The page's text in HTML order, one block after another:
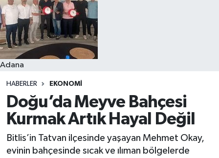
Adana
HABERLER EKONOMI
Doğu’da Meyve Bahçesi
Kurmak Artık Hayal Değil
Bitlis’in Tatvan ilçesinde yaşayan Mehmet Okay,
evinin bahçesinde sıcak ve ılıman bölgelerde
Resmi İlanlar